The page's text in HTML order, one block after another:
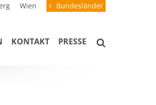
Wien Bundesländer
KONTAKT PRESSE